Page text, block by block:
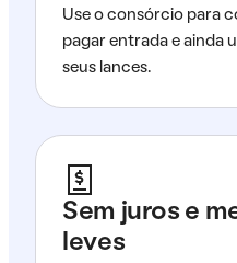
Use o consórcio para
pagar entrada e ainda
seus lances.
Sem juros e
leves